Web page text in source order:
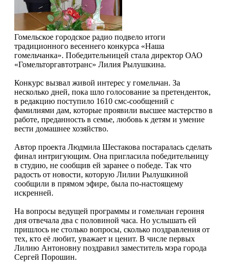
Гомельское городское радио подвело итоги
традиционного весеннего конкурса «Наша
гомельчанка». Победительницей стала директор ОАО
«Гомельторгавтотранс» Лилия Рылушкина.
Конкурс вызвал живой интерес у гомельчан. За
несколько дней, пока шло голосование за претенденток,
в редакцию поступило 1610 смс-сообщений с
фамилиями дам, которые проявили высшее мастерство в
работе, преданность в семье, любовь к детям и умение
вести домашнее хозяйство.
Автор проекта Людмила Шестакова постаралась сделать
финал интригующим. Она пригласила победительницу
в студию, не сообщив ей заранее о победе. Так что
радость от новости, которую Лилии Рылушкиной
сообщили в прямом эфире, была по-настоящему
искренней.
На вопросы ведущей программы и гомельчан героиня
дня отвечала два с половиной часа. Но услышать ей
пришлось не столько вопросы, сколько поздравления от
тех, кто её любит, уважает и ценит. В числе первых
Лилию Антоновну поздравил заместитель мэра города
Сергей Порошин.